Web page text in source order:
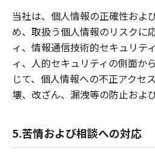
当社は、個人情報の正確性およ
め、取扱う個人情報のリスクに
ィ、情報通信技術的セキュリテ
ィ、人的セキュリティの側面か
じて、個人情報への不正アクセ
壊、改ざん、漏洩等の防止およ
5.苦情および相談への対応